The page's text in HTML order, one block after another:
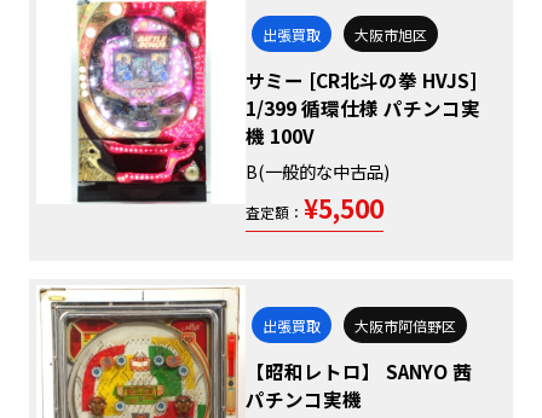
出張買取 大阪市旭区
サミー [CR北斗の拳 HVJS]
1/399 循環仕様 パチンコ実
機 100V
B(一般的な中古品)
査定額： ¥5,500
出張買取 大阪市阿倍野区
【昭和レトロ】 SANYO 茜
パチンコ実機